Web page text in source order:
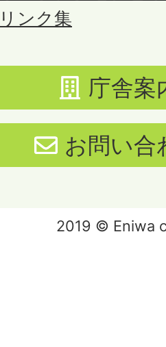
リンク集
庁舎案
お問い合
2019 © Eniwa